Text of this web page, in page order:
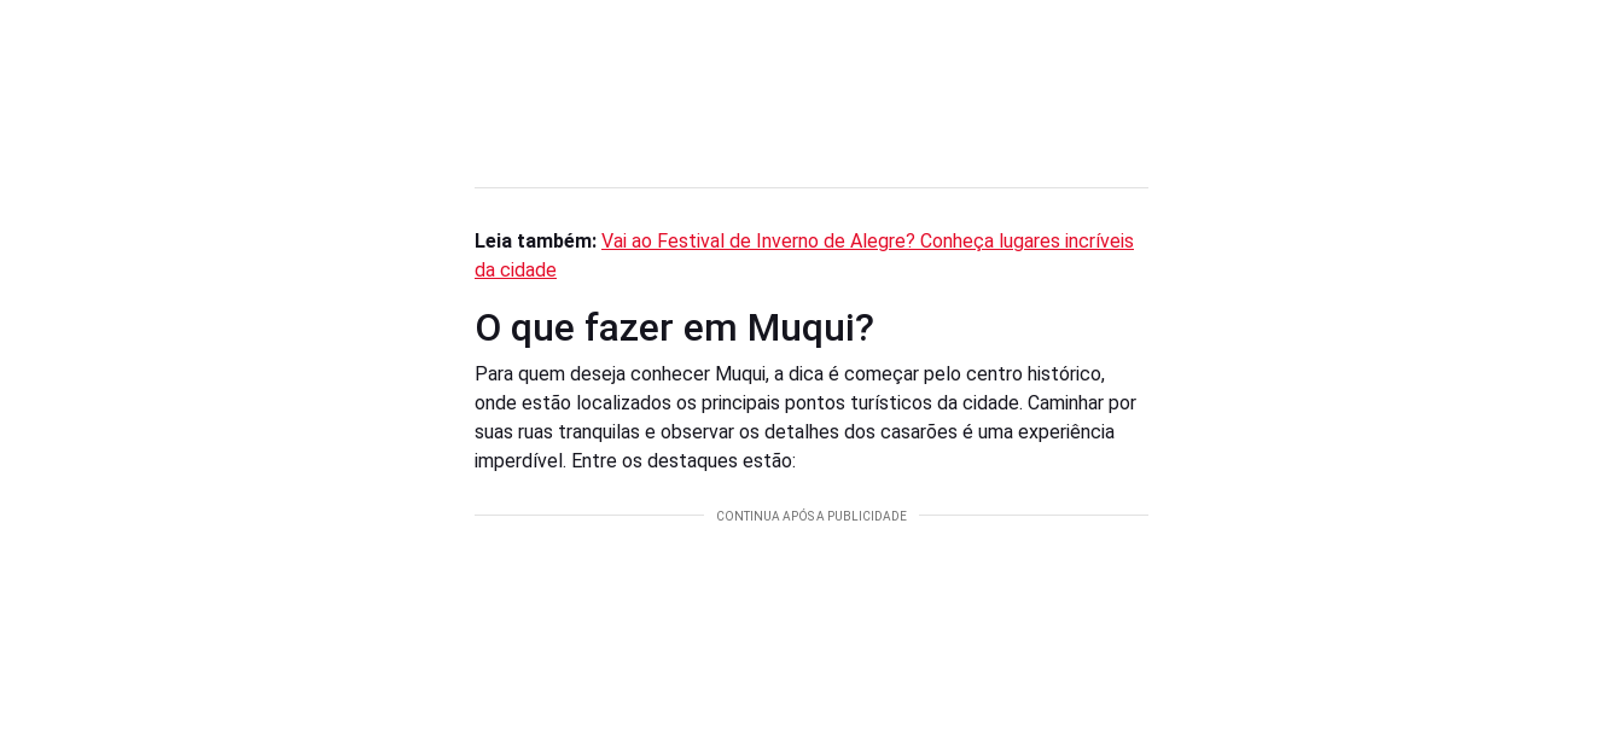
Leia também: Vai ao Festival de Inverno de Alegre? Conheça lugares incríveis
da cidade
O que fazer em Muqui?
Para quem deseja conhecer Muqui, a dica é começar pelo centro histórico,
onde estão localizados os principais pontos turísticos da cidade. Caminhar por
suas ruas tranquilas e observar os detalhes dos casarões é uma experiência
imperdível. Entre os destaques estão: